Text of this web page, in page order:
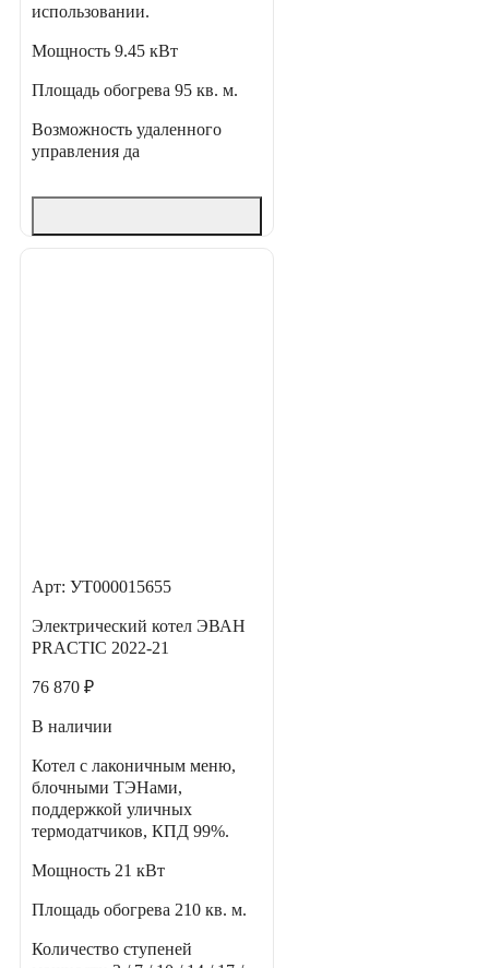
использовании.
Мощность 9.45 кВт
Площадь обогрева 95 кв. м.
Возможность удаленного
управления да
Арт: УТ000015655
Электрический котел ЭВАН
PRACTIC 2022-21
76 870 ₽
В наличии
Котел с лаконичным меню,
блочными ТЭНами,
поддержкой уличных
термодатчиков, КПД 99%.
Мощность 21 кВт
Площадь обогрева 210 кв. м.
Количество ступеней